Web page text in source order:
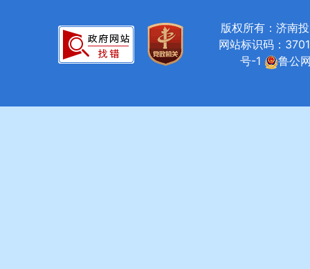
版权所有：济南
网站标识码：
号-1
鲁公